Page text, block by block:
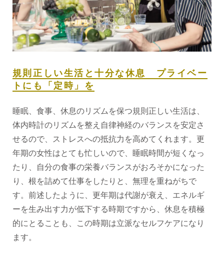
規則正しい生活と十分な休息 プライベー
トにも「定時」を
睡眠、食事、休息のリズムを保つ規則正しい生活は、
体内時計のリズムを整え自律神経のバランスを安定さ
せるので、ストレスへの抵抗力を高めてくれます。更
年期の女性はとても忙しいので、睡眠時間が短くなっ
たり、自分の食事の栄養バランスがおろそかになった
り、根を詰めて仕事をしたりと、無理を重ねがちで
す。前述したように、更年期は代謝が衰え、エネルギ
ーを生み出す力が低下する時期ですから、休息を積極
的にとることも、この時期は立派なセルフケアになり
ます。